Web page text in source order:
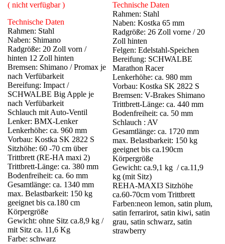
( nicht verfügbar )
Technische Daten
Rahmen: Stahl
Naben: Shimano
Radgröße: 20 Zoll vorn /
hinten 12 Zoll hinten
Bremsen: Shimano / Promax je
nach Verfübarkeit
Bereifung: Impact /
SCHWALBE Big Apple je
nach Verfübarkeit
Schlauch mit Auto-Ventil
Lenker: BMX-Lenker
Lenkerhöhe: ca. 960 mm
Vorbau: Kostka SK 2822 S
Sitzhöhe: 60 -70 cm über
Trittbrett (RE-HA maxi 2)
Trittbrett-Länge: ca. 380 mm
Bodenfreiheit: ca. 6o mm
Gesamtlänge: ca. 1340 mm
max. Belastbarkeit: 150 kg
geeignet bis ca.180 cm
Körpergröße
Gewicht: ohne Sitz ca.8,9 kg /
mit Sitz ca. 11,6 Kg
Farbe: schwarz
Technische Daten
Rahmen: Stahl
Naben: Kostka 65 mm
Radgröße: 26 Zoll vorne / 20
Zoll hinten
Felgen: Edelstahl-Speichen
Bereifung: SCHWALBE
Marathon Racer
Lenkerhöhe: ca. 980 mm
Vorbau: Kostka SK 2822 S
Bremsen: V-Brakes Shimano
Trittbrett-Länge: ca. 440 mm
Bodenfreiheit: ca. 50 mm
Schlauch : AV
Gesamtlänge: ca. 1720 mm
max. Belastbarkeit: 150 kg
geeignet bis ca.190cm
Körpergröße
Gewicht: ca.9,1 kg / ca.11,9
kg (mit Sitz)
REHA-MAXI3 Sitzhöhe
ca.60-70cm vom Trittbrett
Farben:neon lemon, satin plum,
satin ferrarirot, satin kiwi, satin
grau, satin schwarz, satin
strawberry